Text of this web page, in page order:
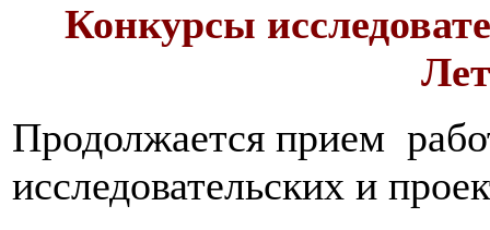
Конкурсы
Продолжается прием
исследовательских и